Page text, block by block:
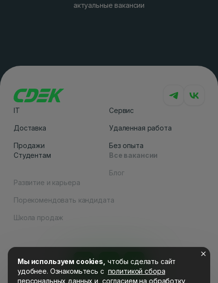
актуальные вакансии
Мы используем cookies, чтобы сделать сайт
удобнее. Ознакомьтесь c политикой сбора
персональных данных и согласием на обработку
IT
Доставка
Продажи
Сервис
Удаленная работа
Без опыта
Студентам
Все вакансии
Блог
Развитие и карьера
Порекомендовать кандидата
Школа продаж